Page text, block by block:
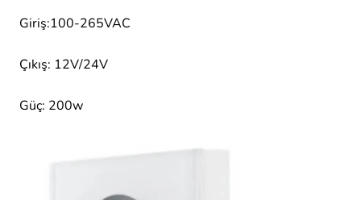
Giriş:100-265VAC
Çıkış: 12V/24V
Güç: 200w